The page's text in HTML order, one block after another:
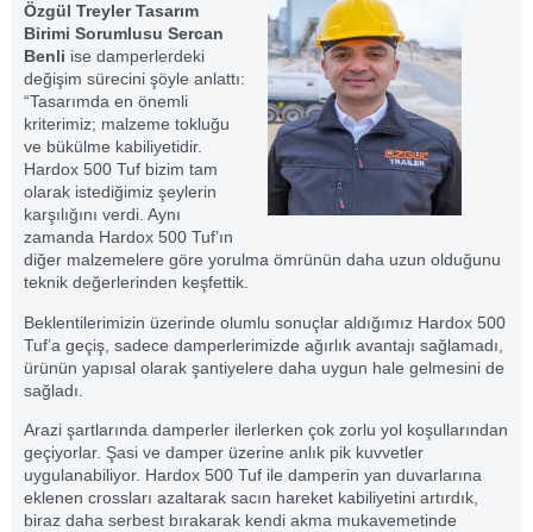
Özgül Treyler Tasarım
Birimi Sorumlusu Sercan
Benli ise damperlerdeki
değişim sürecini şöyle anlattı:
“Tasarımda en önemli
kriterimiz; malzeme tokluğu
ve bükülme kabiliyetidir.
Hardox 500 Tuf bizim tam
olarak istediğimiz şeylerin
karşılığını verdi. Aynı
zamanda Hardox 500 Tuf’ın
diğer malzemelere göre yorulma ömrünün daha uzun olduğunu
teknik değerlerinden keşfettik.
Beklentilerimizin üzerinde olumlu sonuçlar aldığımız Hardox 500
Tuf’a geçiş, sadece damperlerimizde ağırlık avantajı sağlamadı,
ürünün yapısal olarak şantiyelere daha uygun hale gelmesini de
sağladı.
Arazi şartlarında damperler ilerlerken çok zorlu yol koşullarından
geçiyorlar. Şasi ve damper üzerine anlık pik kuvvetler
uygulanabiliyor. Hardox 500 Tuf ile damperin yan duvarlarına
eklenen crossları azaltarak sacın hareket kabiliyetini artırdık,
biraz daha serbest bırakarak kendi akma mukavemetinde